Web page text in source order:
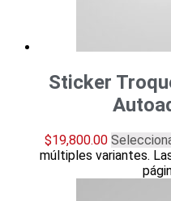
Sticker
$19,800.00
múltiples variantes.